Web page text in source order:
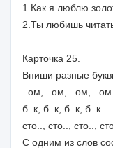
1.Как я люблю
2.Ты любишь
Карточка 25.
Впиши разные
..ом, ..ом, ..ом, ..ом.
б..к, б..к, б..к, б..к.
сто.., сто.., сто..,
С одним из слов